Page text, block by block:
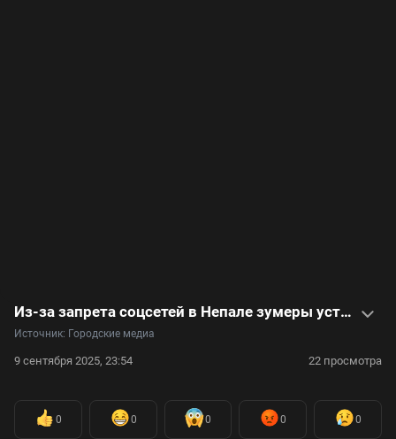
Из-за запрета соцсетей в Непале зумеры устроили бунт: видео
Источник: Городские медиа
9 сентября 2025, 23:54 22 просмотра
0 0 0 0 0